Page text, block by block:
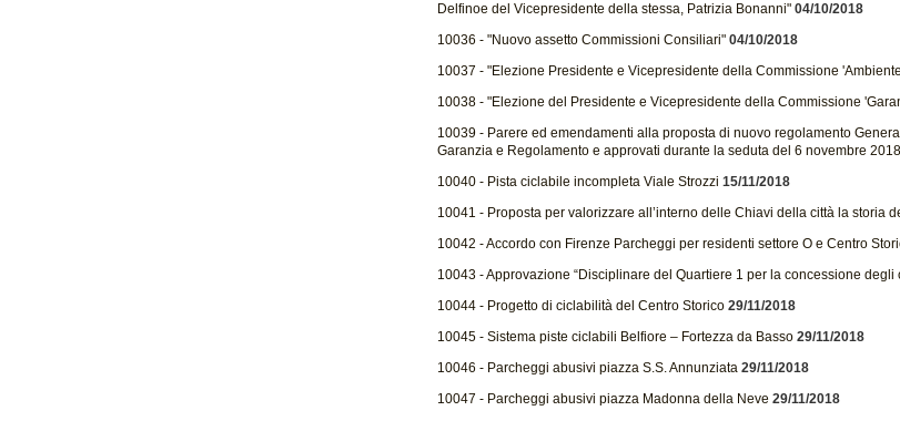
Delfinoe del Vicepresidente della stessa, Patrizia Bonanni" 04/10/2018
10036 - "Nuovo assetto Commissioni Consiliari" 04/10/2018
10037 - "Elezione Presidente e Vicepresidente della Commissione
10038 - "Elezione del Presidente e Vicepresidente della Commissione
10039 - Parere ed emendamenti alla proposta di nuovo regolamento
Garanzia e Regolamento e approvati durante la seduta del 6 novembre 2018
10040 - Pista ciclabile incompleta Viale Strozzi 15/11/2018
10041 - Proposta per valorizzare all’interno delle Chiavi della città la storia
10042 - Accordo con Firenze Parcheggi per residenti settore O e Centro
10043 - Approvazione “Disciplinare del Quartiere 1 per la concessione degli
10044 - Progetto di ciclabilità del Centro Storico 29/11/2018
10045 - Sistema piste ciclabili Belfiore – Fortezza da Basso 29/11/2018
10046 - Parcheggi abusivi piazza S.S. Annunziata 29/11/2018
10047 - Parcheggi abusivi piazza Madonna della Neve 29/11/2018